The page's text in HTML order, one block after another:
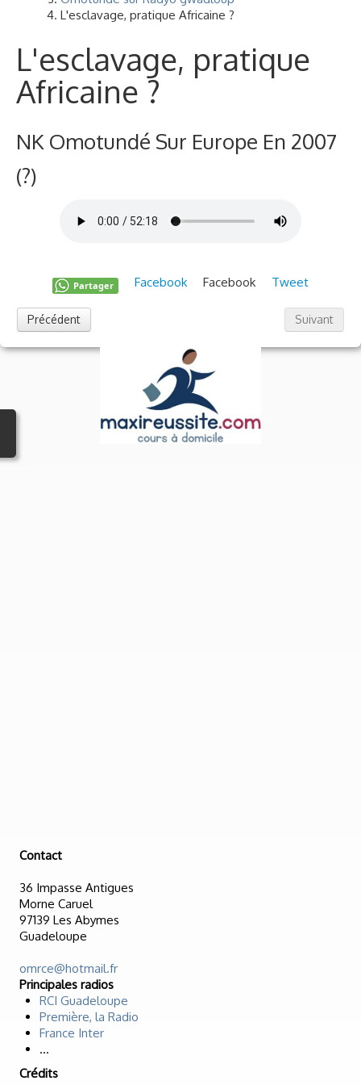
L'esclavage, pratique Africaine ?
L'esclavage, pratique
Africaine ?
NK Omotundé Sur Europe En 2007
(?)
Partager Facebook Facebook Tweet
Précédent Suivant
Contact
36 Impasse Antigues
Morne Caruel
97139 Les Abymes
Guadeloupe
omrce@hotmail.fr
Principales radios
RCI Guadeloupe
Première, la Radio
France Inter
...
Crédits